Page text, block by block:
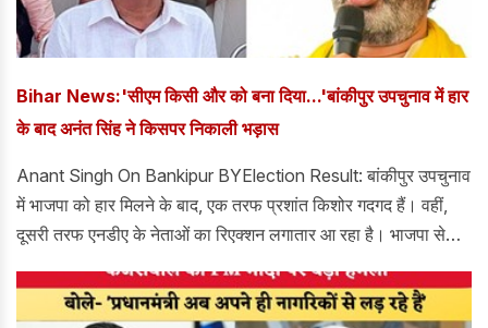
Bihar News:'सीएम किसी और को बना दिया...'बांकीपुर उपचुनाव में हार
के बाद अनंत सिंह ने किसपर निकाली भड़ास
Anant Singh On Bankipur BYElection Result: बांकीपुर उपचुनाव
में भाजपा को हार मिलने के बाद, एक तरफ प्रशांत किशोर गदगद हैं। वहीं,
दूसरी तरफ एनडीए के नेताओं का रिएक्शन लगातार आ रहा है। भाजपा से